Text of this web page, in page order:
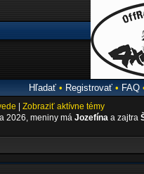
Hľadať• Registrovať• FAQ
Zobraziť aktívne témy
2026, meniny má Jozefína a zajtra